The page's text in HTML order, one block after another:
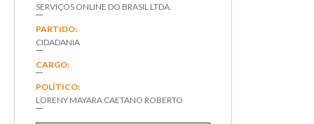
SERVIÇOS ONLINE DO BRASIL LTDA.
PARTIDO:
CIDADANIA
CARGO:
POLÍTICO:
LORENY MAYARA CAETANO ROBERTO